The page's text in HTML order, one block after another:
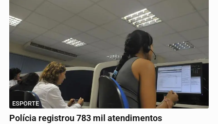
ESPORTE
Polícia registrou 783 mil atendimentos